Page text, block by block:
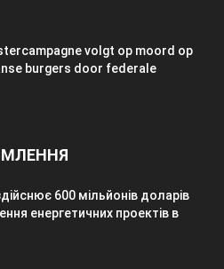
volgt op moord op
burgers door federale
600 мільйонів доларів
енергетичних проектів в